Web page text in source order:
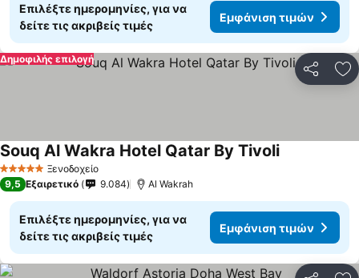
Επιλέξτε ημερομηνίες, για να
δείτε τις ακριβείς τιμές
Εμφάνιση τιμών
Δημοφιλής επιλογή
5 Αστέρια Ξενοδοχείο
Souq Al Wakra Hotel Qatar By Tivoli
9,5 Εξαιρετικό 9.084 Al Wakrah
Επιλέξτε ημερομηνίες, για να
δείτε τις ακριβείς τιμές
Εμφάνιση τιμών